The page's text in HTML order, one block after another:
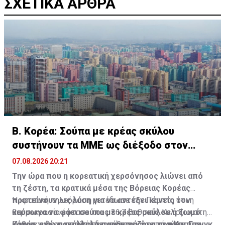
Β. Κορέα: Σούπα με κρέας σκύλου
συστήνουν τα MME ως διέξοδο στον
καύσωνα
07.08.2026 20:21
Την ώρα που η κορεατική χερσόνησος λιώνει από
τη ζέστη, τα κρατικά μέσα της Βόρειας Κορέας
προτείνουν ως λύση για να αντέξει κανείς τον
καύσωνα να φάει σούπα με κρέας σκύλου ή ζωμό
Η κρατική τηλεόραση μετέδωσε την Πέμπτη ότι η
θερμοκρασία έφτασε τους 36,7 βαθμούς Κελσίου στην